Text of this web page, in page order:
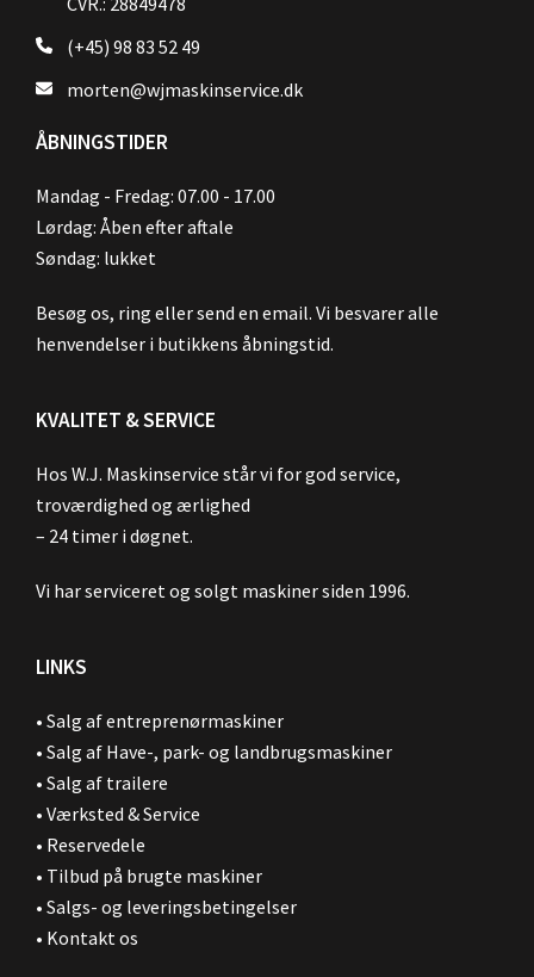
(+45) 98 83 52 49
morten@wjmaskinservice.dk
ÅBNINGSTIDER
Mandag - Fredag: 07.00 - 17.00
Lørdag: Åben efter aftale
Søndag: lukket
Besøg os, ring eller send en email. Vi besvarer alle
henvendelser i butikkens åbningstid.
KVALITET & SERVICE
Hos W.J. Maskinservice står vi for god service,
troværdighed og ærlighed
– 24 timer i døgnet.
Vi har serviceret og solgt maskiner siden 1996.
LINKS
• Salg af entreprenørmaskiner
• Salg af Have-, park- og landbrugsmaskiner
• Salg af trailere
• Værksted & Service
• Reservedele
• Tilbud på brugte maskiner
• Salgs- og leveringsbetingelser
• Kontakt os